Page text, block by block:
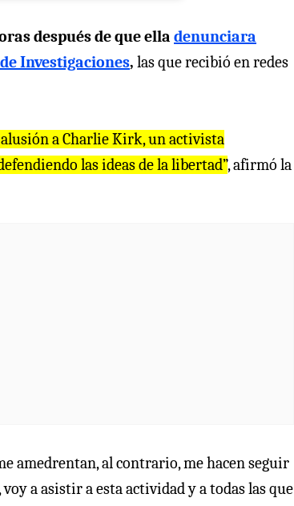
después de que ella denunciara
Investigaciones, las que recibió en redes
a Charlie Kirk, un activista
las ideas de la libertad”, afirmó la
amedrentan, al contrario, me hacen seguir
a asistir a esta actividad y a todas las que